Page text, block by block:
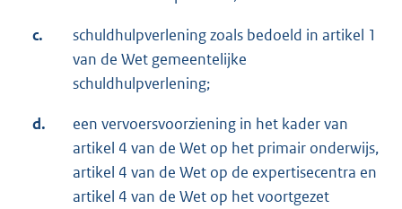
c.
schuldhulpverlening zoals bedoeld in artikel 1
van de Wet gemeentelijke
schuldhulpverlening;
d.
een vervoersvoorziening in het kader van
artikel 4 van de Wet op het primair onderwijs,
artikel 4 van de Wet op de expertisecentra en
artikel 4 van de Wet op het voortgezet